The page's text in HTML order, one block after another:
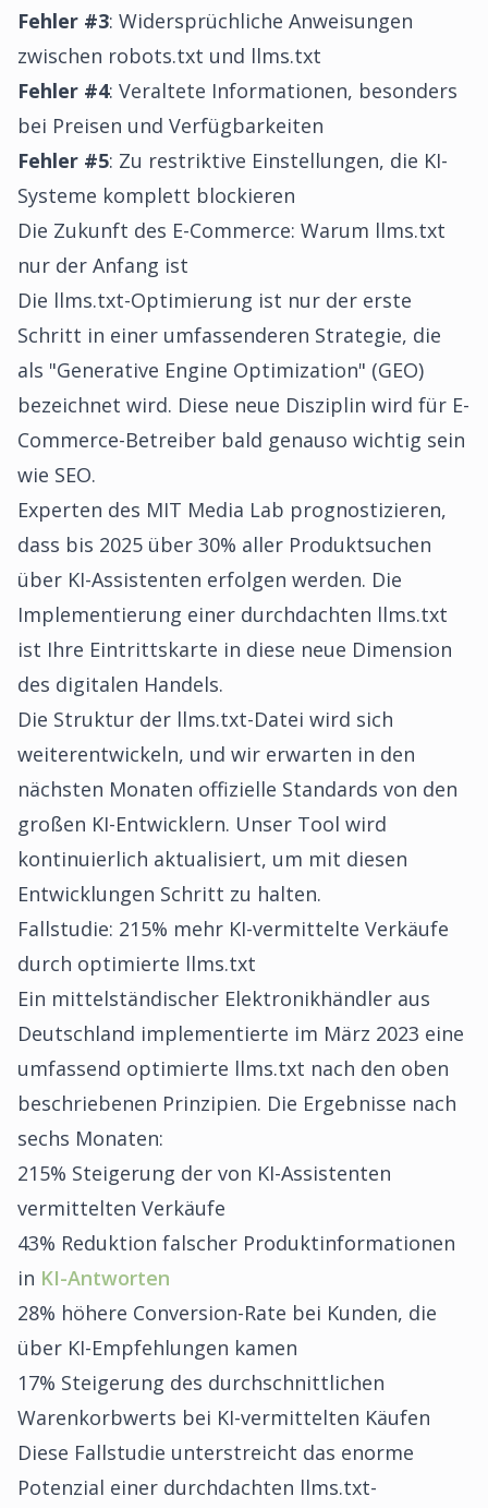
Fehler #3: Widersprüchliche Anweisungen
zwischen robots.txt und llms.txt
Fehler #4: Veraltete Informationen, besonders
bei Preisen und Verfügbarkeiten
Fehler #5: Zu restriktive Einstellungen, die KI-
Systeme komplett blockieren
Die Zukunft des E-Commerce: Warum llms.txt
nur der Anfang ist
Die llms.txt-Optimierung ist nur der erste
Schritt in einer umfassenderen Strategie, die
als "Generative Engine Optimization" (GEO)
bezeichnet wird. Diese neue Disziplin wird für E-
Commerce-Betreiber bald genauso wichtig sein
wie SEO.
Experten des MIT Media Lab prognostizieren,
dass bis 2025 über 30% aller Produktsuchen
über KI-Assistenten erfolgen werden. Die
Implementierung einer durchdachten llms.txt
ist Ihre Eintrittskarte in diese neue Dimension
des digitalen Handels.
Die Struktur der llms.txt-Datei wird sich
weiterentwickeln, und wir erwarten in den
nächsten Monaten offizielle Standards von den
großen KI-Entwicklern. Unser Tool wird
kontinuierlich aktualisiert, um mit diesen
Entwicklungen Schritt zu halten.
Fallstudie: 215% mehr KI-vermittelte Verkäufe
durch optimierte llms.txt
Ein mittelständischer Elektronikhändler aus
Deutschland implementierte im März 2023 eine
umfassend optimierte llms.txt nach den oben
beschriebenen Prinzipien. Die Ergebnisse nach
sechs Monaten:
215% Steigerung der von KI-Assistenten
vermittelten Verkäufe
43% Reduktion falscher Produktinformationen
in KI-Antworten
28% höhere Conversion-Rate bei Kunden, die
über KI-Empfehlungen kamen
17% Steigerung des durchschnittlichen
Warenkorbwerts bei KI-vermittelten Käufen
Diese Fallstudie unterstreicht das enorme
Potenzial einer durchdachten llms.txt-